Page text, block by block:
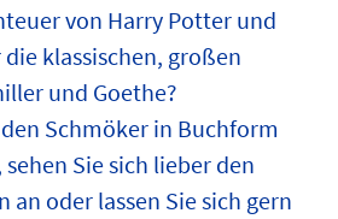
von Harry Potter und
klassischen, großen
und Goethe?
Schmöker in Buchform
Sie sich lieber den
an oder lassen Sie sich gern